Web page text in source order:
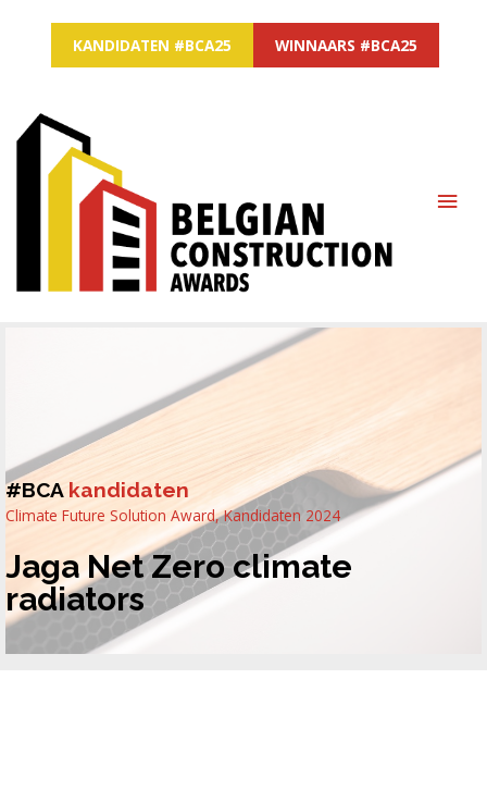
KANDIDATEN #BCA25 WINNAARS #BCA25
#BCA kandidaten
Climate Future Solution Award,Kandidaten 2024
Jaga Net Zero climate
radiators